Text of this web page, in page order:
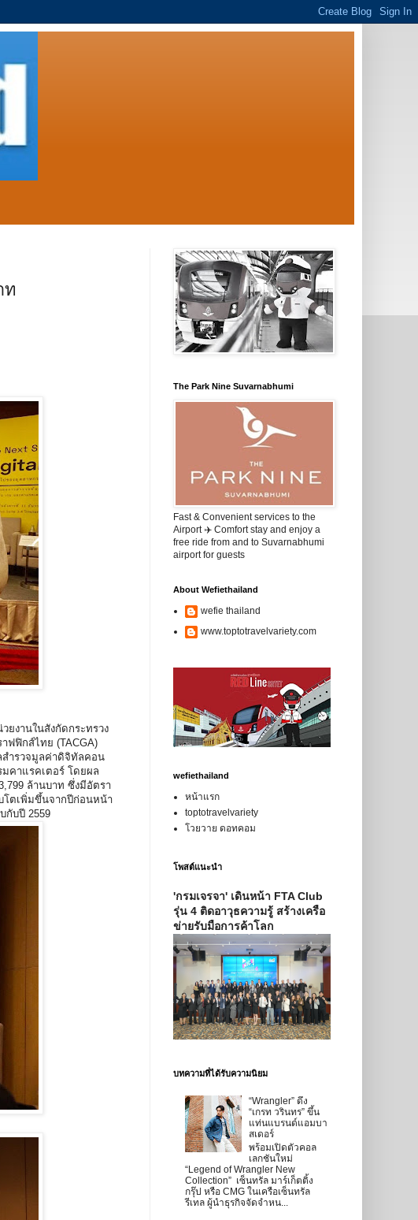
ท
งานในสังกัดกระทรวง
ฟฟิกส์ไทย (TACGA)
สำรวจมูลค่าดิจิทัลคอน
คาแรคเตอร์ โดยผล
ล้านบาท ซึ่งมีอัตรา
โตเพิ่มขึ้นจากปีก่อนหน้า
กับปี 2559
The Park Nine Suvarnabhumi
Fast & Convenient services to the
Airport ✈️ Comfort stay and enjoy a
free ride from and to Suvarnabhumi
airport for guests
About Wefiethailand
wefie thailand
www.toptotravelvariety.com
wefiethailand
หน้าแรก
toptotravelvariety
โวยวาย ดอทคอม
โพสต์แนะนำ
'กรมเจรจา' เดินหน้า FTA Club
รุ่น 4 ติดอาวุธความรู้ สร้างเครือ
ข่ายรับมือการค้าโลก
บทความที่ได้รับความนิยม
“Wrangler” ดึง
“เกรท วรินทร” ขึ้น
แท่นแบรนด์แอมบา
สเดอร์
พร้อมเปิดตัวคอล
เลกชันใหม่
“Legend of Wrangler New
Collection” เซ็นทรัล มาร์เก็ตติ้ง
กรุ๊ป หรือ CMG ในเครือเซ็นทรัล
รีเทล ผู้นำธุรกิจจัดจำหน...